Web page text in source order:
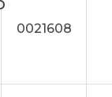
0021608